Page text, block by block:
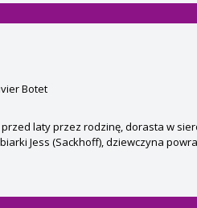
Botet
laty przez rodzinę, dorasta w
Jess (Sackhoff), dziewczyna